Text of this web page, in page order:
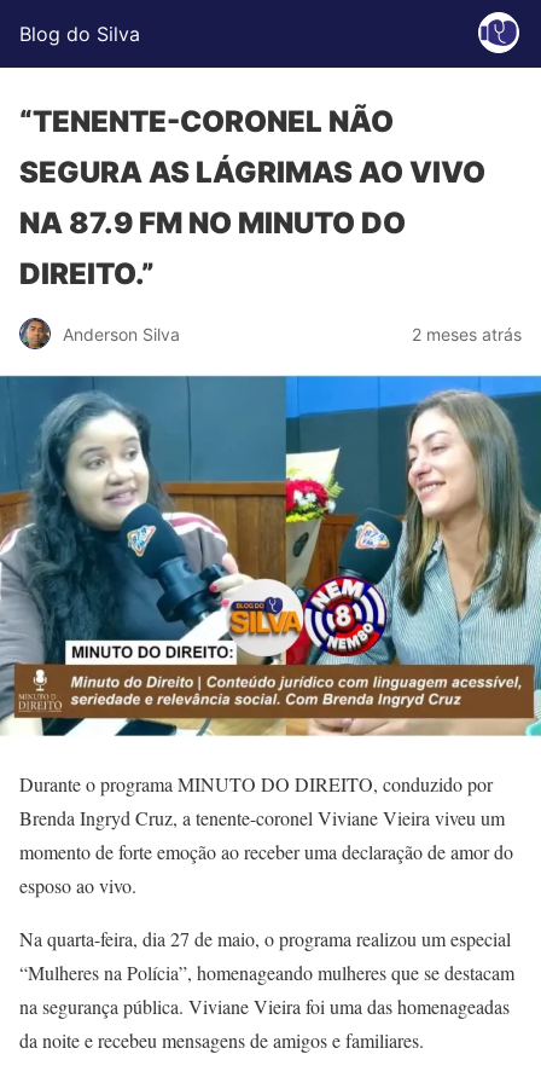
Blog do Silva
“TENENTE-CORONEL NÃO
SEGURA AS LÁGRIMAS AO VIVO
NA 87.9 FM NO MINUTO DO
DIREITO.”
Anderson Silva 2 meses atrás
Durante o programa MINUTO DO DIREITO, conduzido por
Brenda Ingryd Cruz, a tenente-coronel Viviane Vieira viveu um
momento de forte emoção ao receber uma declaração de amor do
esposo ao vivo.
Na quarta-feira, dia 27 de maio, o programa realizou um especial
“Mulheres na Polícia”, homenageando mulheres que se destacam
na segurança pública. Viviane Vieira foi uma das homenageadas
da noite e recebeu mensagens de amigos e familiares.